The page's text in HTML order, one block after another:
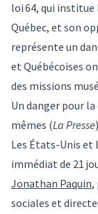
loi 64, qui institue
Québec, et son
représente un
et Québécoises
des missions
Un danger pour la
mêmes (La Presse)
Les États-Unis et
immédiat de 21
Jonathan Paquin,
sociales et